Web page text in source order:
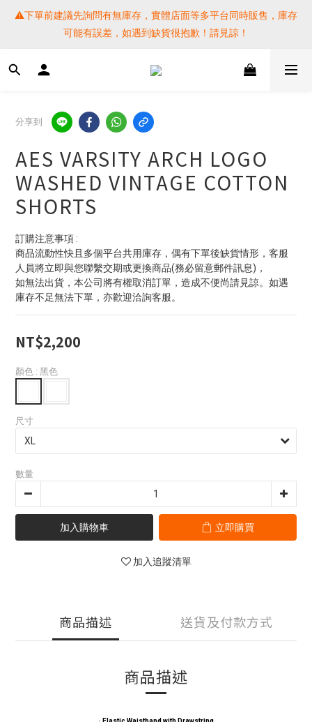
⚠️下單前建議先詢問有無庫存，實體店面等多平台同時販售，庫存
可能有誤差，如遇到缺貨很抱歉！請見諒！
⚠️下單前建議先詢問有無庫存，實體店面等多平台同時販售，庫存
可能有誤差，如遇到缺貨很抱歉！請見諒！
SF EXPRESS WORLD SHIPPING
提醒各位⚠️下單後寄出，請務必在時間內完成取貨才是乖寶寶呦~
如未取貨必須支付運費! 謝謝
⚠️下單前建議先詢問有無庫存，實體店面等多平台同時販售，庫存
可能有誤差，如遇到缺貨很抱歉！請見諒！
分享到
AES VARSITY ARCH LOGO
WASHED VINTAGE COTTON
SHORTS
訂購注意事項 :
商品流動性快且多個平台共用庫存，偶有下單後缺貨情形，客服
人員將立即與您聯繫交期或更換商品(務必留意郵件訊息)，
如無法出貨，本公司將有權取消訂單，造成不便尚請見諒。如遇
庫存不足無法下單，亦歡迎洽詢客服。
NT$2,200
顏色 : 黑色
尺寸
數量
加入購物車 立即購買
加入追蹤清單
商品描述 送貨及付款方式
商品描述